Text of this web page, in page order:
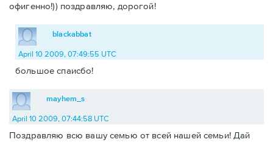
офигенно!)) поздравляю, дорогой!
blackabbat
April 10 2009, 07:49:55 UTC
большое спаисбо!
mayhem_s
April 10 2009, 07:44:58 UTC
Поздравляю всю вашу семью от всей нашей семьи! Дай